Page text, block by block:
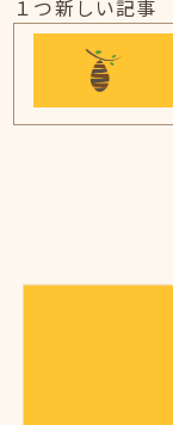
１つ新しい記事